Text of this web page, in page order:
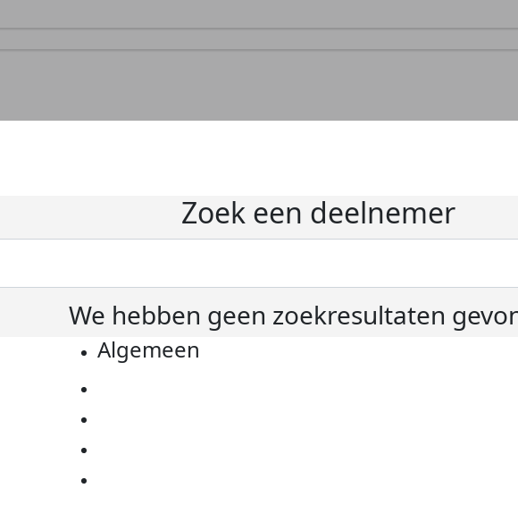
Zoek een deelnemer
We hebben geen zoekresultaten
Algemeen